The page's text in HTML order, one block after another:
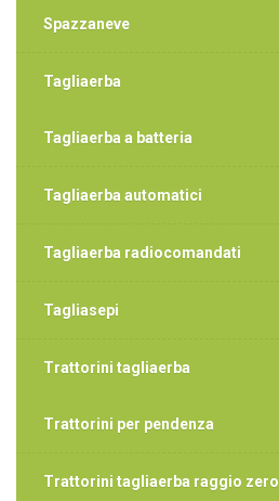
Spazzaneve
Tagliaerba
Tagliaerba a batteria
Tagliaerba automatici
Tagliaerba radiocomandati
Tagliasepi
Trattorini tagliaerba
Trattorini per pendenza
Trattorini tagliaerba raggio zero